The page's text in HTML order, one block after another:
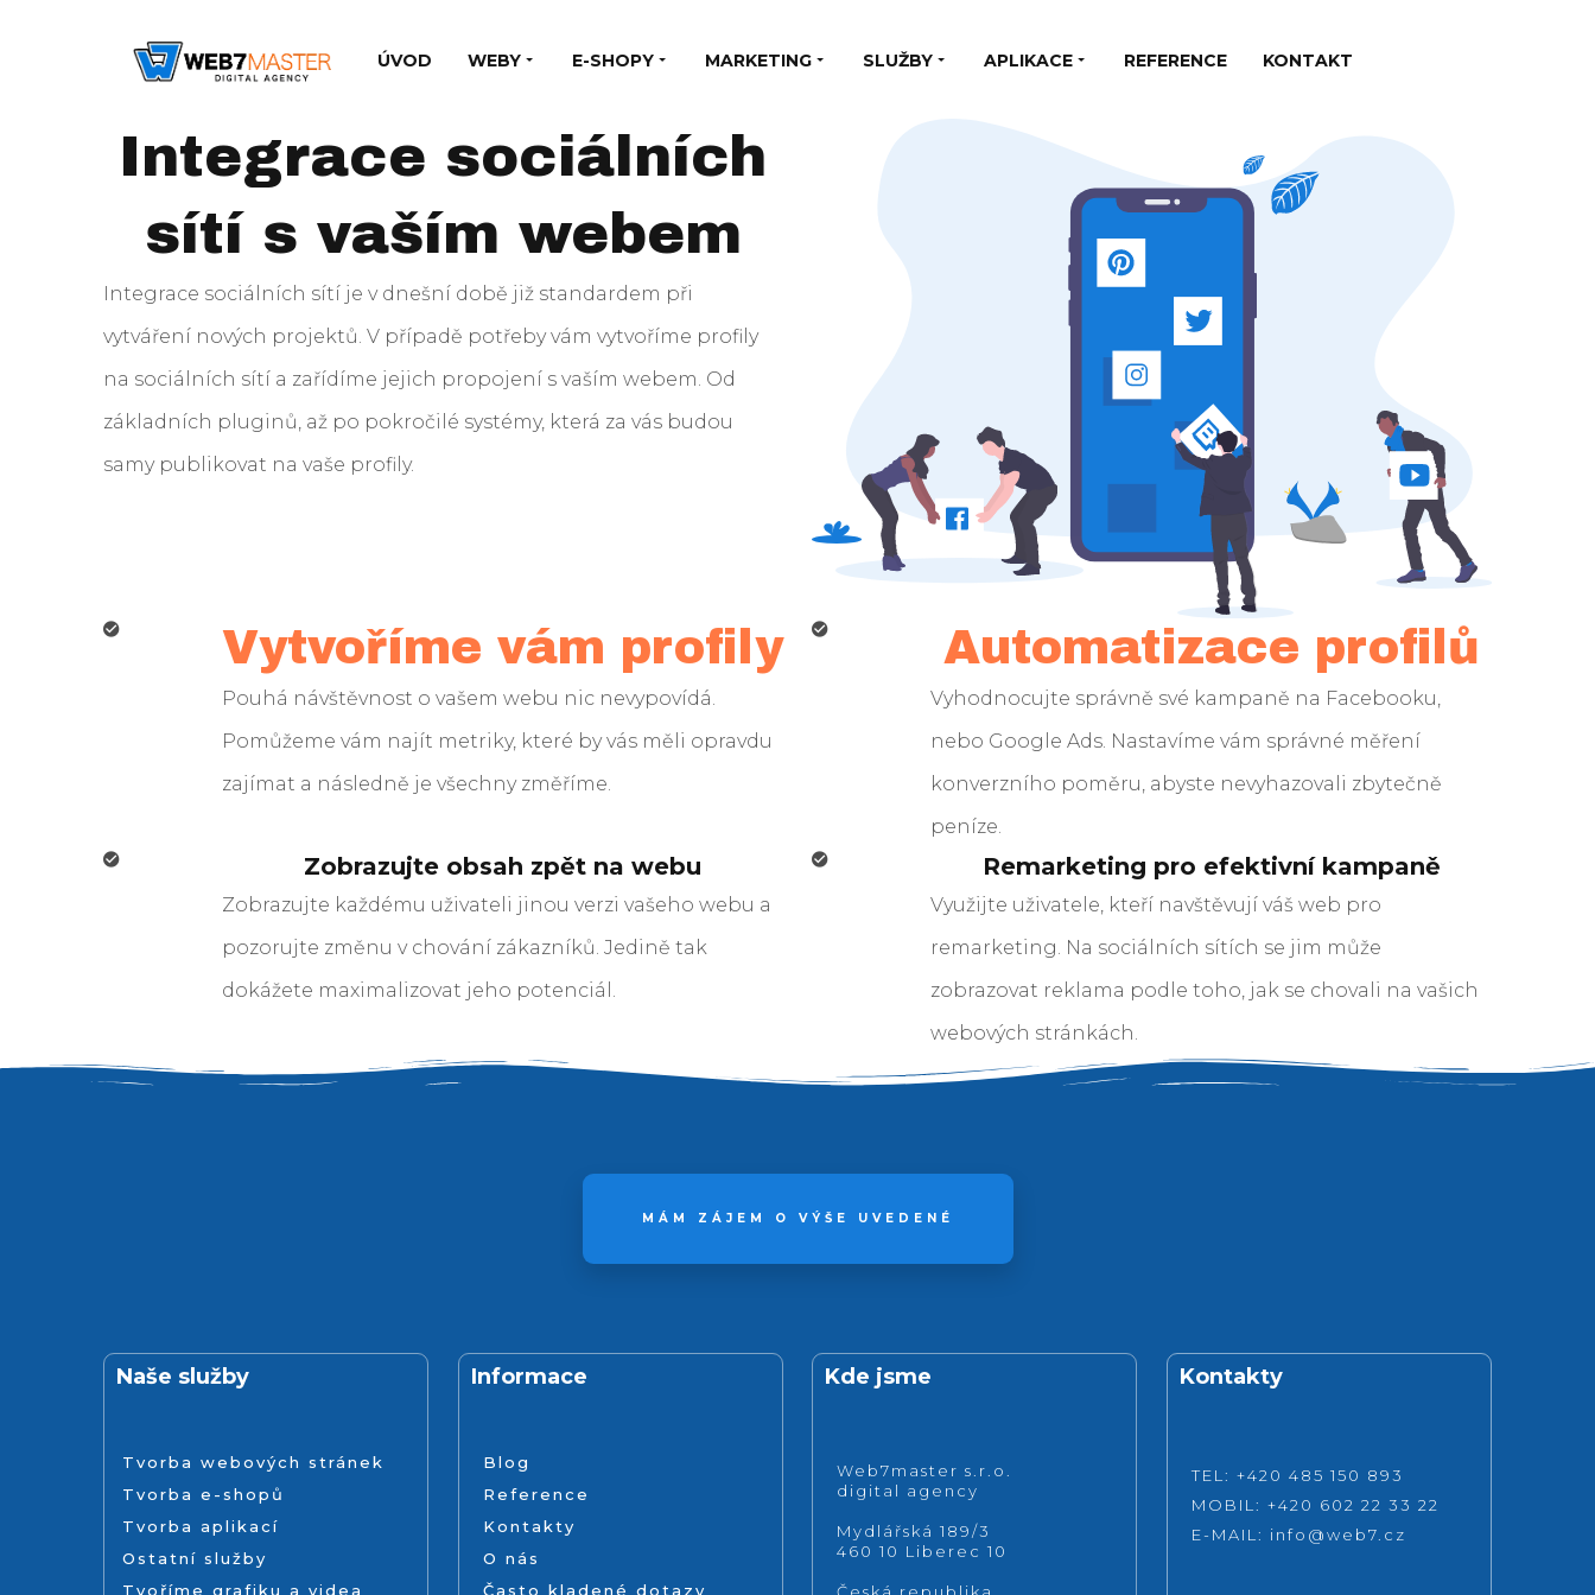
ÚVOD WEBY E-SHOPY MARKETING SLUŽBY APLIKACE REFERENCE KONTAKT
Integrace sociálních
sítí s vaším webem
Integrace sociálních sítí je v dnešní době již standardem při
vytváření nových projektů. V případě potřeby vám vytvoříme profily
na sociálních sítí a zařídíme jejich propojení s vaším webem. Od
základních pluginů, až po pokročilé systémy, která za vás budou
samy publikovat na vaše profily.
Vytvoříme vám profily
Pouhá návštěvnost o vašem webu nic nevypovídá.
Pomůžeme vám najít metriky, které by vás měli opravdu
zajímat a následně je všechny změříme.
Automatizace profilů
Vyhodnocujte správně své kampaně na Facebooku,
nebo Google Ads. Nastavíme vám správné měření
konverzního poměru, abyste nevyhazovali zbytečně
peníze.
Zobrazujte obsah zpět na webu
Zobrazujte každému uživateli jinou verzi vašeho webu a
pozorujte změnu v chování zákazníků. Jedině tak
dokážete maximalizovat jeho potenciál.
Remarketing pro efektivní kampaně
Využijte uživatele, kteří navštěvují váš web pro
remarketing. Na sociálních sítích se jim může
zobrazovat reklama podle toho, jak se chovali na vašich
webových stránkách.
MÁM ZÁJEM O VÝŠE UVEDENÉ
Naše služby
Tvorba webových stránek
Tvorba e-shopů
Tvorba aplikací
Ostatní služby
Tvoříme grafiku a videa
Informace
Blog
Reference
Kontakty
O nás
Často kladené dotazy
Kde jsme
Web7master s.r.o.
digital agency
Mydlářská 189/3
460 10 Liberec 10
Kontakty
TEL: +420 485 150 893
MOBIL: +420 602 22 33 22
E-MAIL: info@web7.cz